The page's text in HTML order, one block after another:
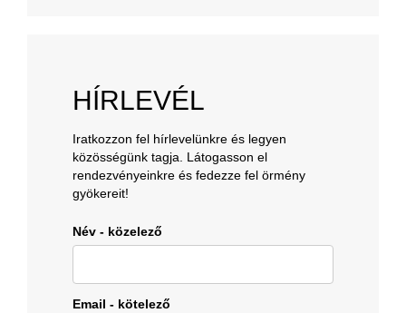
HÍRLEVÉL
Iratkozzon fel hírlevelünkre és legyen
közösségünk tagja. Látogasson el
rendezvényeinkre és fedezze fel örmény
gyökereit!
Név - közelező
Email - kötelező